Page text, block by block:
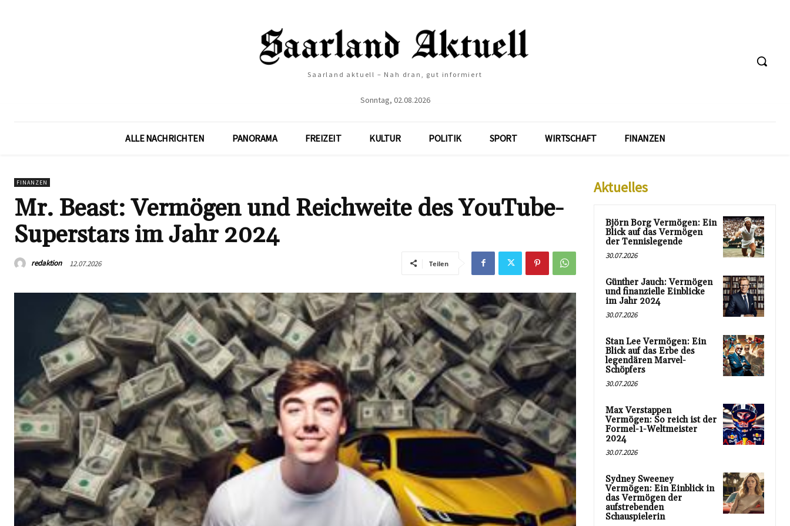
Saarland aktuell – Nah dran, gut informiert
Sonntag, 02.08.2026
ALLE NACHRICHTEN PANORAMA FREIZEIT KULTUR POLITIK SPORT WIRTSCHAFT FINANZEN
FINANZEN
Mr. Beast: Vermögen und Reichweite des YouTube-
Superstars im Jahr 2024
redaktion 12.07.2026 Teilen
Aktuelles
Björn Borg Vermögen: Ein
Blick auf das Vermögen
der Tennislegende
30.07.2026
Günther Jauch: Vermögen
und finanzielle Einblicke
im Jahr 2024
30.07.2026
Stan Lee Vermögen: Ein
Blick auf das Erbe des
legendären Marvel-
Schöpfers
30.07.2026
Max Verstappen
Vermögen: So reich ist der
Formel-1-Weltmeister
2024
30.07.2026
Sydney Sweeney
Vermögen: Ein Einblick in
das Vermögen der
aufstrebenden
Schauspielerin